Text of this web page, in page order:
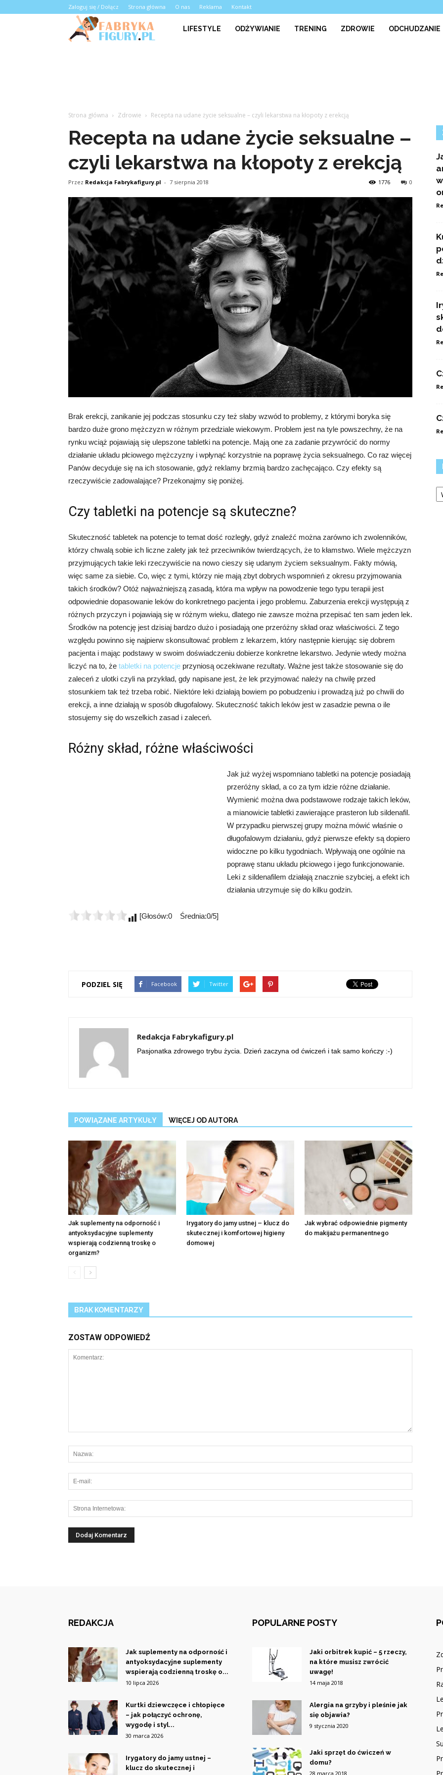
Zaloguj się / Dołącz Strona główna O nas Reklama Kontakt
LIFESTYLE ODŻYWIANIE TRENING ZDROWIE ODCHUDZANIE
Strona główna Zdrowie Recepta na udane życie seksualne – czyli lekarstwa na kłopoty z erekcją
Recepta na udane życie seksualne –
czyli lekarstwa na kłopoty z erekcją
Przez Redakcja Fabrykafigury.pl - 7 sierpnia 2018 0
1776
Brak erekcji, zanikanie jej podczas stosunku czy też słaby wzwód to problemy, z którymi boryka się
bardzo duże grono mężczyzn w różnym przedziale wiekowym. Problem jest na tyle powszechny, że na
rynku wciąż pojawiają się ulepszone tabletki na potencje. Mają one za zadanie przywrócić do normy
działanie układu płciowego mężczyzny i wpłynąć korzystnie na poprawę życia seksualnego. Co raz więcej
Panów decyduje się na ich stosowanie, gdyż reklamy brzmią bardzo zachęcająco. Czy efekty są
rzeczywiście zadowalające? Przekonajmy się poniżej.
Czy tabletki na potencje są skuteczne?
Skuteczność tabletek na potencje to temat dość rozległy, gdyż znaleźć można zarówno ich zwolenników,
którzy chwalą sobie ich liczne zalety jak też przeciwników twierdzących, że to kłamstwo. Wiele mężczyzn
przyjmujących takie leki rzeczywiście na nowo cieszy się udanym życiem seksualnym. Fakty mówią,
więc same za siebie. Co, więc z tymi, którzy nie mają zbyt dobrych wspomnień z okresu przyjmowania
takich środków? Otóż najważniejszą zasadą, która ma wpływ na powodzenie tego typu terapii jest
odpowiednie dopasowanie leków do konkretnego pacjenta i jego problemu. Zaburzenia erekcji występują z
różnych przyczyn i pojawiają się w różnym wieku, dlatego nie zawsze można przepisać ten sam jeden lek.
Środków na potencję jest dzisiaj bardzo dużo i posiadają one przeróżny skład oraz właściwości. Z tego
względu powinno się najpierw skonsultować problem z lekarzem, który następnie kierując się dobrem
pacjenta i mając podstawy w swoim doświadczeniu dobierze konkretne lekarstwo. Jedynie wtedy można
liczyć na to, że tabletki na potencje przyniosą oczekiwane rezultaty. Ważne jest także stosowanie się do
zaleceń z ulotki czyli na przykład, gdy napisane jest, że lek przyjmować należy na chwilę przed
stosunkiem tak też trzeba robić. Niektóre leki działają bowiem po pobudzeniu i prowadzą już po chwili do
erekcji, a inne działają w sposób długofalowy. Skuteczność takich leków jest w zasadzie pewna o ile
stosujemy się do wszelkich zasad i zaleceń.
Różny skład, różne właściwości
Jak już wyżej wspomniano tabletki na potencje posiadają
przeróżny skład, a co za tym idzie różne działanie.
Wymienić można dwa podstawowe rodzaje takich leków,
a mianowicie tabletki zawierające prasteron lub sildenafil.
W przypadku pierwszej grupy można mówić właśnie o
długofalowym działaniu, gdyż pierwsze efekty są dopiero
widoczne po kilku tygodniach. Wpływają one ogólnie na
poprawę stanu układu płciowego i jego funkcjonowanie.
Leki z sildenafilem działają znacznie szybciej, a efekt ich
działania utrzymuje się do kilku godzin.
[Głosów:0 Średnia:0/5]
PODZIEL SIĘ Facebook Twitter
Redakcja Fabrykafigury.pl
Pasjonatka zdrowego trybu życia. Dzień zaczyna od ćwiczeń i tak samo kończy :-)
POWIĄZANE ARTYKUŁY WIĘCEJ OD AUTORA
Jak suplementy na odporność i
antyoksydacyjne suplementy
wspierają codzienną troskę o
organizm?
Irygatory do jamy ustnej – klucz do
skutecznej i komfortowej higieny
domowej
Jak wybrać odpowiednie pigmenty
do makijażu permanentnego
BRAK KOMENTARZY
ZOSTAW ODPOWIEDŹ
REDAKCJA
Jak suplementy na odporność i
antyoksydacyjne suplementy
wspierają codzienną troskę o...
10 lipca 2026
Kurtki dziewczęce i chłopięce
– jak połączyć ochronę,
wygodę i styl...
30 marca 2026
Irygatory do jamy ustnej –
klucz do skutecznej i
POPULARNE POSTY
Jaki orbitrek kupić – 5 rzeczy,
na które musisz zwrócić
uwagę!
14 maja 2018
Alergia na grzyby i pleśnie jak
się objawia?
9 stycznia 2020
Jaki sprzęt do ćwiczeń w
domu?
28 marca 2018